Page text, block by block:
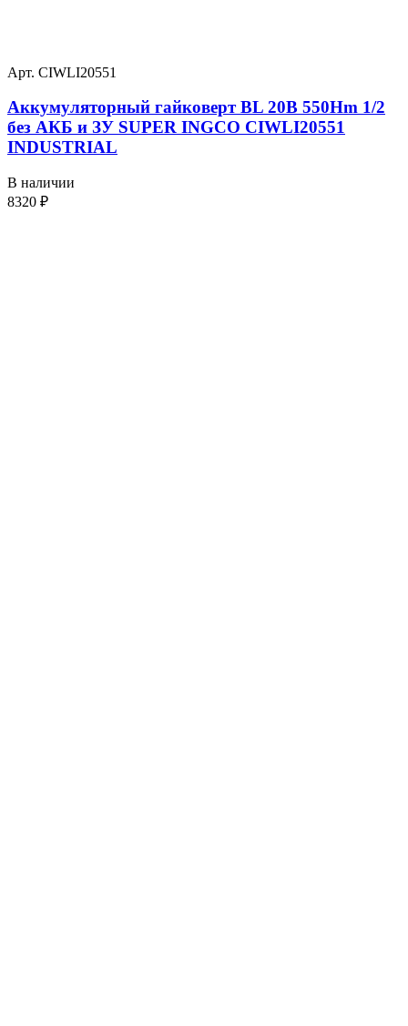
Арт. CIWLI20551
Аккумуляторный гайковерт BL 20В 550Hm 1/2
без АКБ и ЗУ SUPER INGCO CIWLI20551
INDUSTRIAL
В наличии
8320 ₽